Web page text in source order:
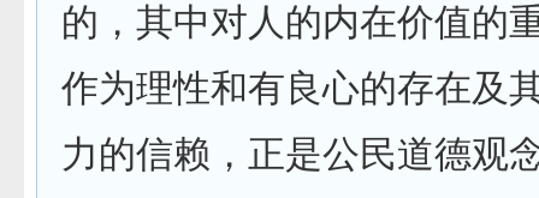
的，其中对人的内在价值的
作为理性和有良心的存在及
力的信赖，正是公民道德观